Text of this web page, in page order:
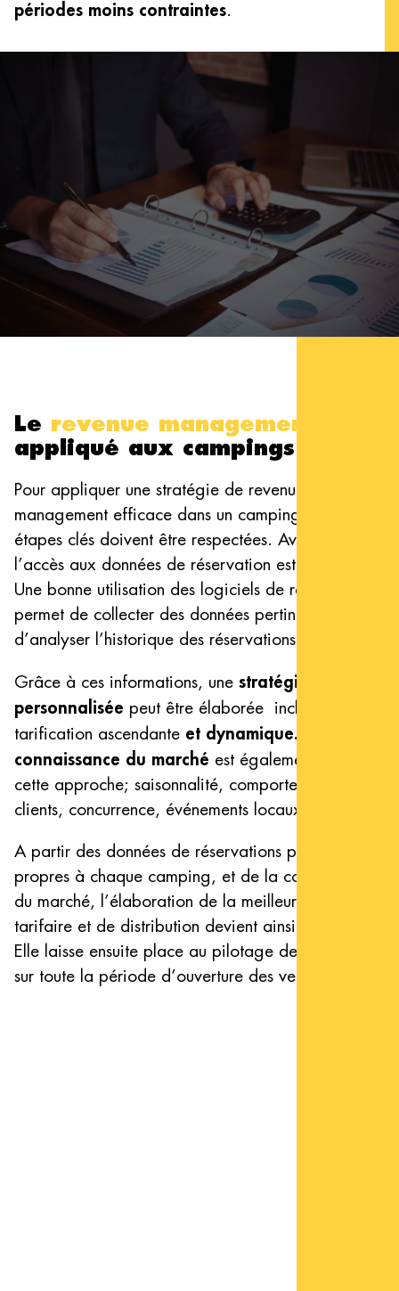
périodes moins contraintes.
Le revenue management
appliqué aux campings
Pour appliquer une stratégie de revenue
management efficace dans un camping, plusieurs
étapes clés doivent être respectées. Avant tout,
l’accès aux données de réservation est essentiel.
Une bonne utilisation des logiciels de réservations
permet de collecter des données pertinentes et
d’analyser l’historique des réservations.
Grâce à ces informations, une stratégie tarifaire
personnalisée peut être élaborée incluant une
tarification ascendante et dynamique.
connaissance du marché est également clé dans
cette approche; saisonnalité, comportement
clients, concurrence, événements locaux…
A partir des données de réservations passées,
propres à chaque camping, et de la connaissance
du marché, l’élaboration de la meilleure stratégie
tarifaire et de distribution devient ainsi possible.
Elle laisse ensuite place au pilotage de la stratégie
sur toute la période d’ouverture des ventes.